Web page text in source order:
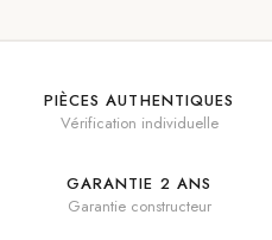
PIÈCES AUTHENTIQUES
Vérification individuelle
GARANTIE 2 ANS
Garantie constructeur